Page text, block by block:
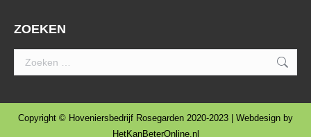
ZOEKEN
Search:
Copyright © Hoveniersbedrijf Rosegarden 2020-2023 | Webdesign by
HetKanBeterOnline.nl